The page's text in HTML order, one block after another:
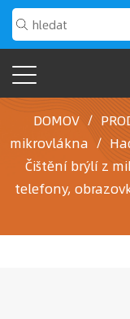
DOMOV /
mikrovlákna /
Čištění brýlí z
telefony,